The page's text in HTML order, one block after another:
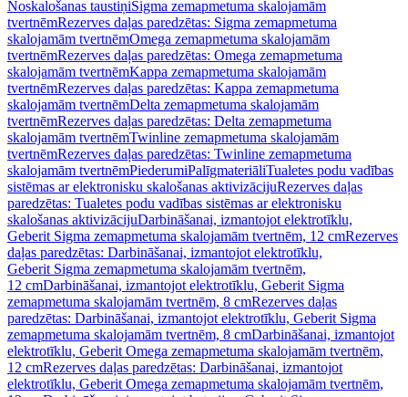
Noskalošanas taustiņiSigma zemapmetuma skalojamām
tvertnēmRezerves daļas paredzētas: Sigma zemapmetuma
skalojamām tvertnēmOmega zemapmetuma skalojamām
tvertnēmRezerves daļas paredzētas: Omega zemapmetuma
skalojamām tvertnēmKappa zemapmetuma skalojamām
tvertnēmRezerves daļas paredzētas: Kappa zemapmetuma
skalojamām tvertnēmDelta zemapmetuma skalojamām
tvertnēmRezerves daļas paredzētas: Delta zemapmetuma
skalojamām tvertnēmTwinline zemapmetuma skalojamām
tvertnēmRezerves daļas paredzētas: Twinline zemapmetuma
skalojamām tvertnēmPiederumiPalīgmateriāliTualetes podu vadības
sistēmas ar elektronisku skalošanas aktivizācijuRezerves daļas
paredzētas: Tualetes podu vadības sistēmas ar elektronisku
skalošanas aktivizācijuDarbināšanai, izmantojot elektrotīklu,
Geberit Sigma zemapmetuma skalojamām tvertnēm, 12 cmRezerves
daļas paredzētas: Darbināšanai, izmantojot elektrotīklu,
Geberit Sigma zemapmetuma skalojamām tvertnēm,
12 cmDarbināšanai, izmantojot elektrotīklu, Geberit Sigma
zemapmetuma skalojamām tvertnēm, 8 cmRezerves daļas
paredzētas: Darbināšanai, izmantojot elektrotīklu, Geberit Sigma
zemapmetuma skalojamām tvertnēm, 8 cmDarbināšanai, izmantojot
elektrotīklu, Geberit Omega zemapmetuma skalojamām tvertnēm,
12 cmRezerves daļas paredzētas: Darbināšanai, izmantojot
elektrotīklu, Geberit Omega zemapmetuma skalojamām tvertnēm,